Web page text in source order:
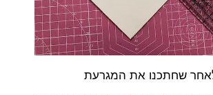
שחתכנו את המגרעת